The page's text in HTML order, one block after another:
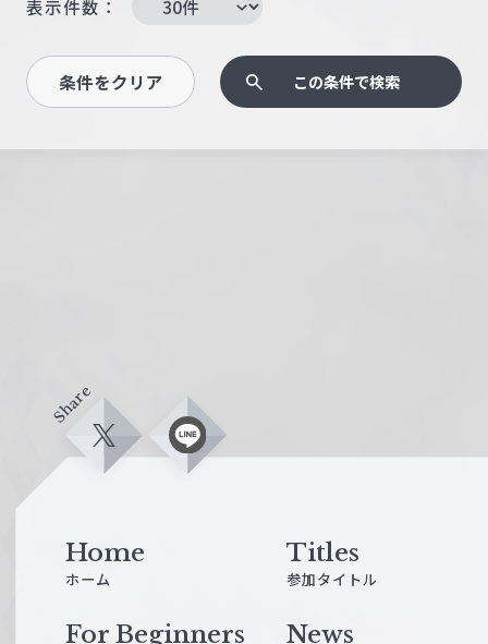
表示件数：
条件をクリア この条件で検索
Share
X L
Home
ホーム
Titles
参加タイトル
For Beginners News